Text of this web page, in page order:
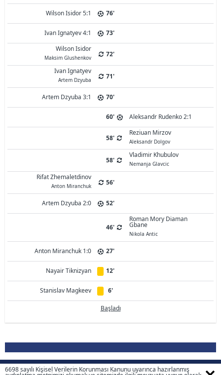
Ülke, Sezon, Lig Seçiniz
Wilson Isidor 5:1 76'
Ivan Ignatyev 4:1
73'
Wilson Isidor
Maksim Glushenkov
72'
Ivan Ignatyev
Artem Dzyuba 71'
Artem Dzyuba 3:1 70'
60' Aleksandr Rudenko 2:1
58'
Reziuan Mirzov
Aleksandr Dolgov
58'
Vladimir Khubulov
Nemanja Glavcic
Rifat Zhemaletdinov
Anton Miranchuk 56'
Artem Dzyuba 2:0 52'
46'
Roman Mory Diaman
Gbane
Nikola Antic
Anton Miranchuk 1:0 27'
Nayair Tiknizyan 12'
Stanislav Magkeev 6'
Başladı
6698 sayılı Kişisel Verilerin Korunması Kanunu uyarınca hazırlanmış